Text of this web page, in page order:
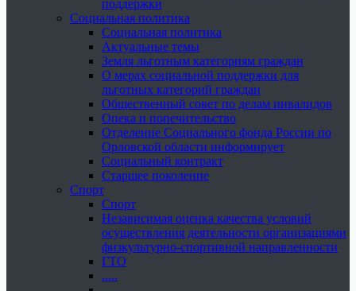
поддержки
Социальная политика
Социальная политика
Актуальные темы
Земля льготным категориям граждан
О мерах социальной поддержки для
льготных категорий граждан
Общественный совет по делам инвалидов
Опека и попечительство
Отделение Социального фонда России по
Орловской области информирует
Социальный контракт
Старшее поколение
Спорт
Спорт
Независимая оценка качества условий
осуществления деятельности организациями
физкультурно-спортивной направленности
ГТО
.....